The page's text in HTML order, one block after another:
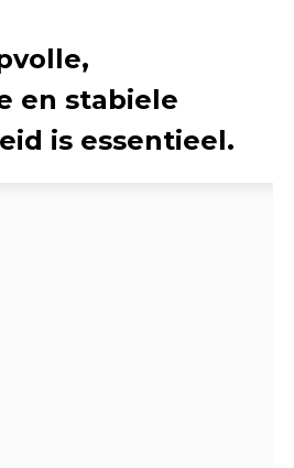
en stabiele
is essentieel.